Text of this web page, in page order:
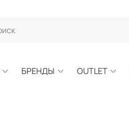
БРЕНДЫ OUTLET